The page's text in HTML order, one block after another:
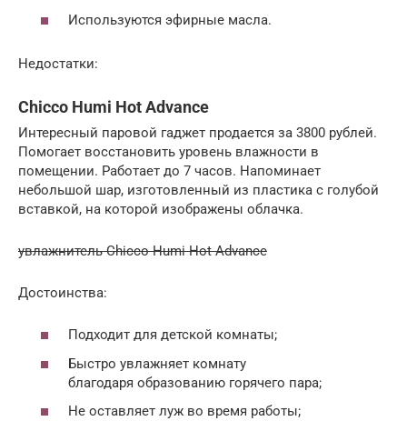
Используются эфирные масла.
Недостатки:
Chicco Humi Hot Advance
Интересный паровой гаджет продается за 3800 рублей.
Помогает восстановить уровень влажности в
помещении. Работает до 7 часов. Напоминает
небольшой шар, изготовленный из пластика с голубой
вставкой, на которой изображены облачка.
увлажнитель Chicco Humi Hot Advance
Достоинства:
Подходит для детской комнаты;
Быстро увлажняет комнату
благодаря образованию горячего пара;
Не оставляет луж во время работы;